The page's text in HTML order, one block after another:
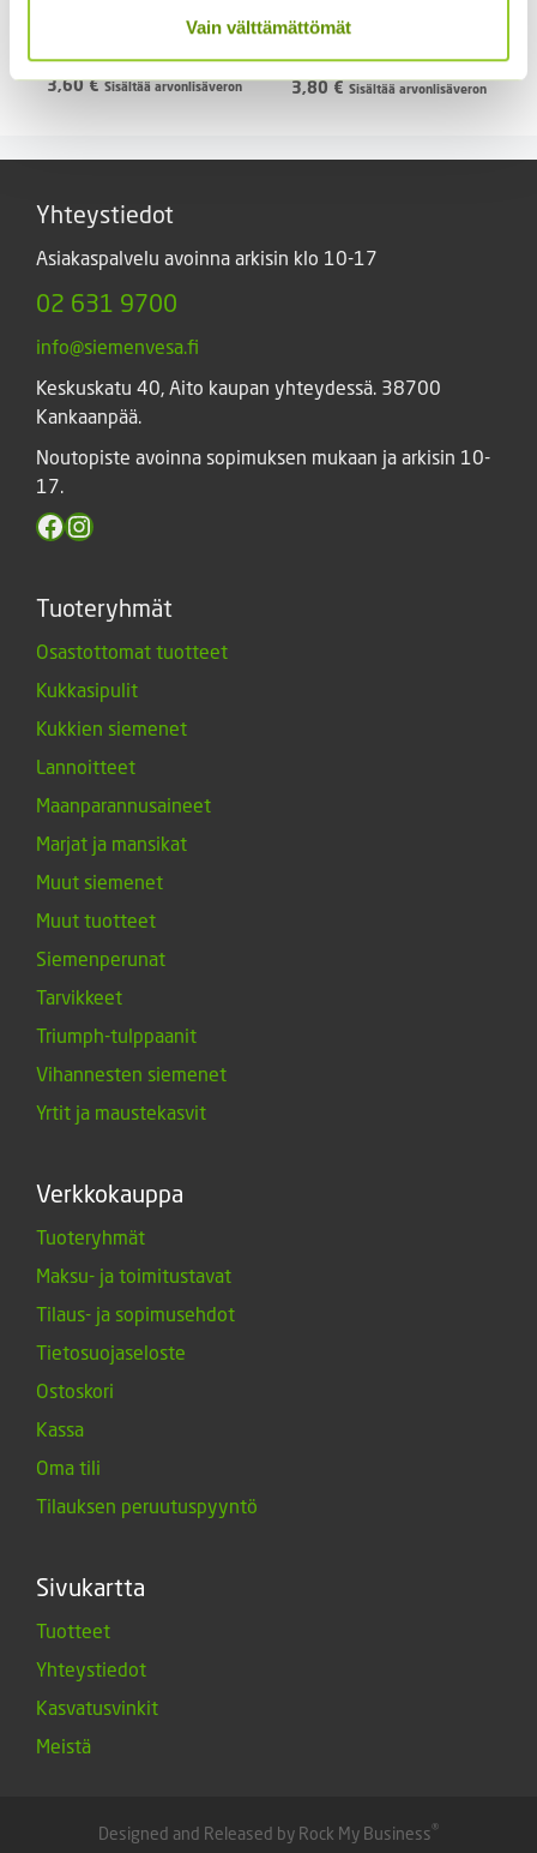
Vain välttämättömät
Kukontöyhtö New Look
3,60€ Sisältää arvonlisäveron 3,80€ Sisältää arvonlisäveron
Yhteystiedot
Asiakaspalvelu avoinna arkisin klo 10-17
02 631 9700
info@siemenvesa.fi
Keskuskatu 40, Aito kaupan yhteydessä. 38700
Kankaanpää.
Noutopiste avoinna sopimuksen mukaan ja arkisin 10-
17.
Facebook
Instagram
Tuoteryhmät
Osastottomat tuotteet
Kukkasipulit
Kukkien siemenet
Lannoitteet
Maanparannusaineet
Marjat ja mansikat
Muut siemenet
Muut tuotteet
Siemenperunat
Tarvikkeet
Triumph-tulppaanit
Vihannesten siemenet
Yrtit ja maustekasvit
Verkkokauppa
Tuoteryhmät
Maksu- ja toimitustavat
Tilaus- ja sopimusehdot
Tietosuojaseloste
Ostoskori
Kassa
Oma tili
Tilauksen peruutuspyyntö
Sivukartta
Tuotteet
Yhteystiedot
Kasvatusvinkit
Meistä
Designed and Released by Rock My Business®